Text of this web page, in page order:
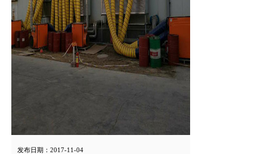
发布日期：2017-11-04